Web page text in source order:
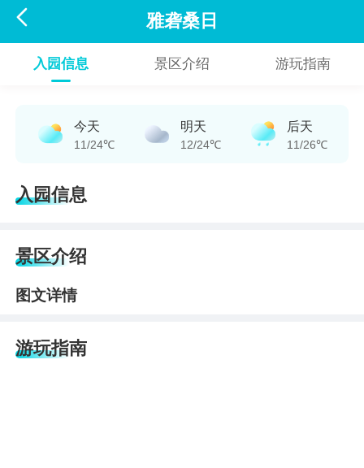
 雅砻桑日
入园信息 景区介绍 游玩指南
今天
11/24℃
明天
12/24℃
后天
11/26℃
入园信息
景区介绍
图文详情
游玩指南